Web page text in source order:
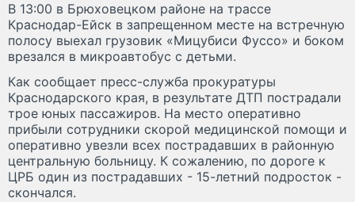
В 13:00 в Брюховецком районе на трассе
Краснодар-Ейск в запрещенном месте на встречную
полосу выехал грузовик «Мицубиси Фуссо» и боком
врезался в микроавтобус с детьми.
Как сообщает пресс-служба прокуратуры
Краснодарского края, в результате ДТП пострадали
трое юных пассажиров. На место оперативно
прибыли сотрудники скорой медицинской помощи и
оперативно увезли всех пострадавших в районную
центральную больницу. К сожалению, по дороге к
ЦРБ один из пострадавших - 15-летний подросток -
скончался.